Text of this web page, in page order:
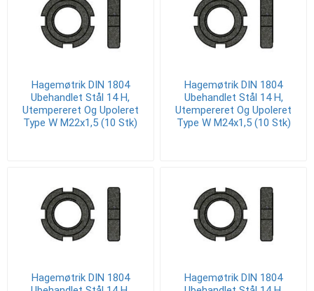
Hagemøtrik DIN 1804
Ubehandlet Stål 14 H,
Utempereret Og Upoleret
Type W M22x1,5 (10 Stk)
Hagemøtrik DIN 1804
Ubehandlet Stål 14 H,
Utempereret Og Upoleret
Type W M24x1,5 (10 Stk)
Hagemøtrik DIN 1804
Hagemøtrik DIN 1804